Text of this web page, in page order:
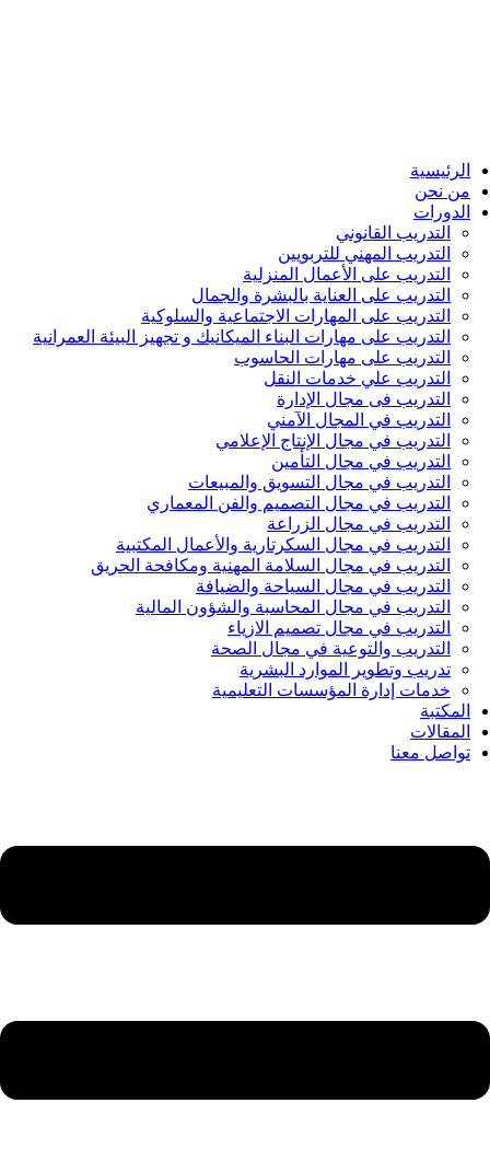
الرئيسية
من نحن
الدورات
التدريب القانوني
التدريب المهني للتربويين
التدريب على الأعمال المنزلية
التدريب على العناية بالبشرة والجمال
التدريب على المهارات الاجتماعية والسلوكية
التدريب على مهارات البناء الميكانيك و تجهيز البيئة العمرانية
التدريب على مهارات الحاسوب
التدريب علي خدمات النقل
التدريب فى مجال الإدارة
التدريب في المجال الآمني
التدريب في مجال الإنتاج الإعلامي
التدريب في مجال التأمين
التدريب في مجال التسويق والمبيعات
التدريب في مجال التصميم والفن المعماري
التدريب في مجال الزراعة
التدريب في مجال السكرتارية والأعمال المكتبية
التدريب في مجال السلامة المهنية ومكافحة الحريق
التدريب في مجال السياحة والضيافة
التدريب في مجال المحاسبة والشؤون المالية
التدريب في مجال تصميم الازياء
التدريب والتوعية في مجال الصحة
تدريب وتطوير الموارد البشرية
خدمات إدارة المؤسسات التعليمية
المكتبة
المقالات
تواصل معنا